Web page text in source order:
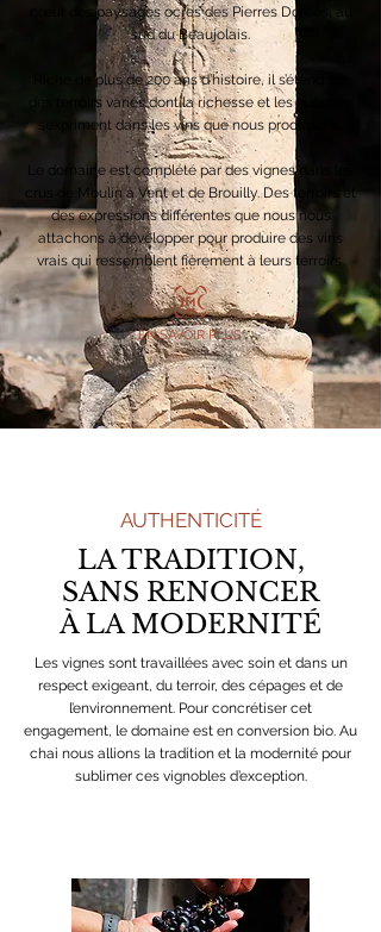
cœur des paysages ocres des Pierres Dorées, au
sud du Beaujolais.
Riche de plus de 200 ans d’histoire, il s’étend sur
des terroirs variés dont la richesse et les nuances
s’expriment dans les vins que nous produisons.
Le domaine est complété par des vignes dans les
crus de Moulin à Vent et de Brouilly. Des terroirs et
des expressions différentes que nous nous
attachons à développer pour produire des vins
vrais qui ressemblent fièrement à leurs terroirs.
EN SAVOIR PLUS
AUTHENTICITÉ
LA TRADITION,
SANS RENONCER
À LA MODERNITÉ
Les vignes sont travaillées avec soin et dans un
respect exigeant, du terroir, des cépages et de
l’environnement. Pour concrétiser cet
engagement, le domaine est en conversion bio. Au
chai nous allions la tradition et la modernité pour
sublimer ces vignobles d’exception.